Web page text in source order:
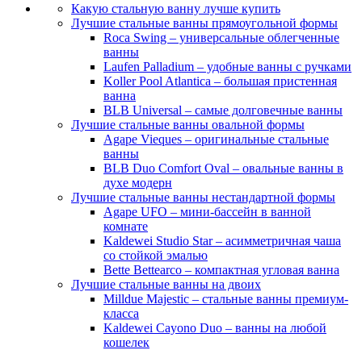
Какую стальную ванну лучше купить
Лучшие стальные ванны прямоугольной формы
Roca Swing – универсальные облегченные
ванны
Laufen Palladium – удобные ванны с ручками
Koller Pool Atlantica – большая пристенная
ванна
BLB Universal – самые долговечные ванны
Лучшие стальные ванны овальной формы
Agape Vieques – оригинальные стальные
ванны
BLB Duo Comfort Oval – овальные ванны в
духе модерн
Лучшие стальные ванны нестандартной формы
Agape UFO – мини-бассейн в ванной
комнате
Kaldewei Studio Star – асимметричная чаша
со стойкой эмалью
Bette Bettearco – компактная угловая ванна
Лучшие стальные ванны на двоих
Milldue Majestic – стальные ванны премиум-
класса
Kaldewei Cayono Duo – ванны на любой
кошелек